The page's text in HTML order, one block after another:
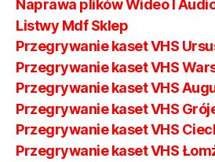
Naprawa plików Wideo I
Listwy Mdf Sklep
Przegrywanie kaset VHS
Przegrywanie kaset VHS
Przegrywanie kaset VHS
Przegrywanie kaset VHS
Przegrywanie kaset VHS
Przegrywanie kaset VHS